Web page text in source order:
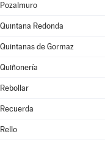
Pozalmuro
Quintana Redonda
Quintanas de Gormaz
Quiñonería
Rebollar
Recuerda
Rello